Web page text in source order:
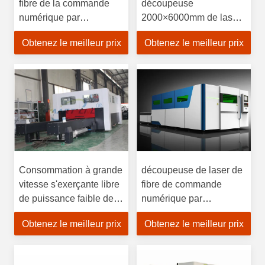
fibre de la commande
numérique par
ordinateur 500-3000W,
découpeuse de laser en
Obtenez le meilleur prix
découpeuse
2000×6000mm de laser
de fibre de
refroidissement par l'eau
Obtenez le meilleur prix
Consommation à grande
vitesse s'exerçante libre
de puissance faible de
coupeur de laser de fibre
de HSG
Obtenez le meilleur prix
découpeuse de laser de
fibre de commande
numérique par
ordinateur de 3kw Ipg
Raycus
Obtenez le meilleur prix